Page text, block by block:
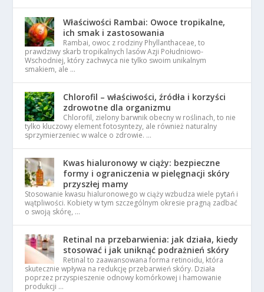
Właściwości Rambai: Owoce tropikalne,
ich smak i zastosowania
Rambai, owoc z rodziny Phyllanthaceae, to
prawdziwy skarb tropikalnych lasów Azji Południowo-
Wschodniej, który zachwyca nie tylko swoim unikalnym
smakiem, ale …
Chlorofil – właściwości, źródła i korzyści
zdrowotne dla organizmu
Chlorofil, zielony barwnik obecny w roślinach, to nie
tylko kluczowy element fotosyntezy, ale również naturalny
sprzymierzeniec w walce o zdrowie. …
Kwas hialuronowy w ciąży: bezpieczne
formy i ograniczenia w pielęgnacji skóry
przyszłej mamy
Stosowanie kwasu hialuronowego w ciąży wzbudza wiele pytań i
wątpliwości. Kobiety w tym szczególnym okresie pragną zadbać
o swoją skórę, …
Retinal na przebarwienia: jak działa, kiedy
stosować i jak uniknąć podrażnień skóry
Retinal to zaawansowana forma retinoidu, która
skutecznie wpływa na redukcję przebarwień skóry. Działa
poprzez przyspieszenie odnowy komórkowej i hamowanie
produkcji …